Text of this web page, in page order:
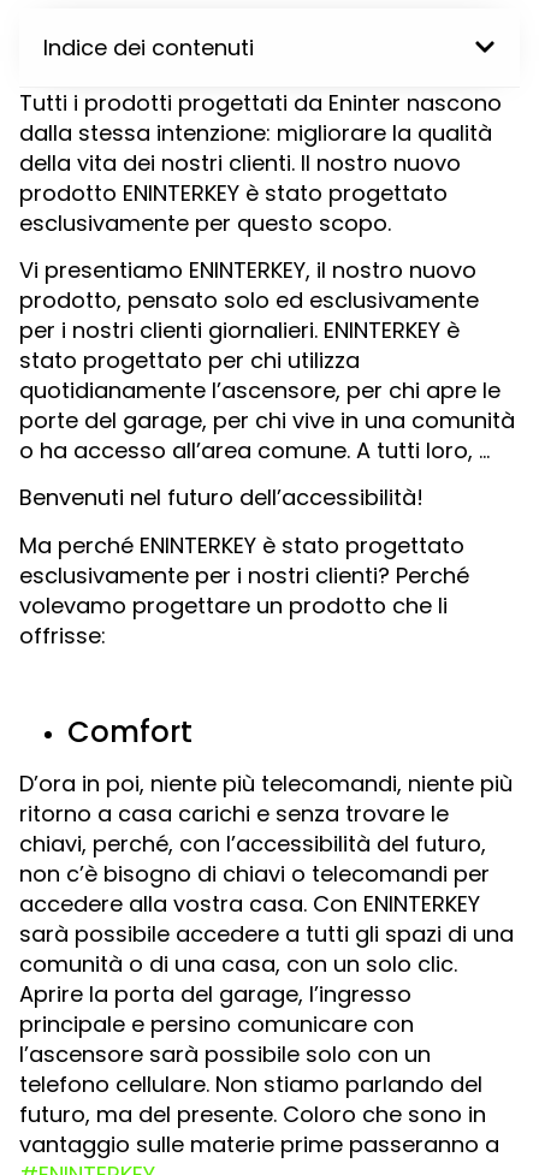
Indice dei contenuti
Tutti i prodotti progettati da Eninter nascono
dalla stessa intenzione: migliorare la qualità
della vita dei nostri clienti. Il nostro nuovo
prodotto ENINTERKEY è stato progettato
esclusivamente per questo scopo.
Vi presentiamo ENINTERKEY, il nostro nuovo
prodotto, pensato solo ed esclusivamente
per i nostri clienti giornalieri. ENINTERKEY è
stato progettato per chi utilizza
quotidianamente l’ascensore, per chi apre le
porte del garage, per chi vive in una comunità
o ha accesso all’area comune. A tutti loro, …
Benvenuti nel futuro dell’accessibilità!
Ma perché ENINTERKEY è stato progettato
esclusivamente per i nostri clienti? Perché
volevamo progettare un prodotto che li
offrisse:
Comfort
D’ora in poi, niente più telecomandi, niente più
ritorno a casa carichi e senza trovare le
chiavi, perché, con l’accessibilità del futuro,
non c’è bisogno di chiavi o telecomandi per
accedere alla vostra casa. Con ENINTERKEY
sarà possibile accedere a tutti gli spazi di una
comunità o di una casa, con un solo clic.
Aprire la porta del garage, l’ingresso
principale e persino comunicare con
l’ascensore sarà possibile solo con un
telefono cellulare. Non stiamo parlando del
futuro, ma del presente. Coloro che sono in
vantaggio sulle materie prime passeranno a